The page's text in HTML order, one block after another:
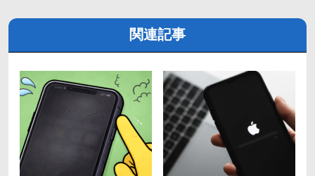
関連記事